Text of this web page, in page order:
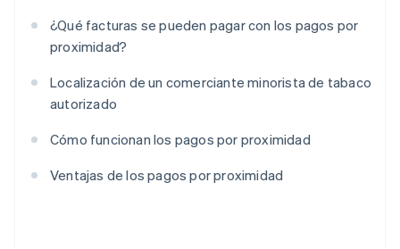
¿Qué facturas se pueden pagar con los pagos por
proximidad?
Localización de un comerciante minorista de tabaco
autorizado
Cómo funcionan los pagos por proximidad
Ventajas de los pagos por proximidad